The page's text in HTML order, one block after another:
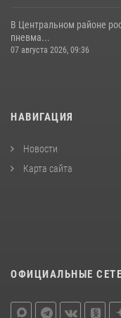
В Центральном районе
пневма...
07 августа 2026, 09:36
НАВИГАЦИЯ
Новости
Карта сайта
ОФИЦИАЛЬНЫЕ